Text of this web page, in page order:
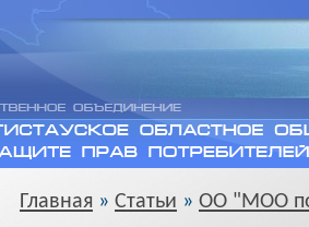
Главная » Статьи » ОО "МОО